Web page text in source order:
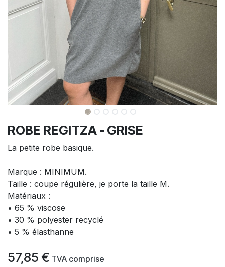
ROBE REGITZA - GRISE
La petite robe basique.
Marque : MINIMUM.
Taille : coupe régulière, je porte la taille M.
Matériaux :
• 65 % viscose
• 30 % polyester recyclé
• 5 % élasthanne
57,85 € TVA comprise